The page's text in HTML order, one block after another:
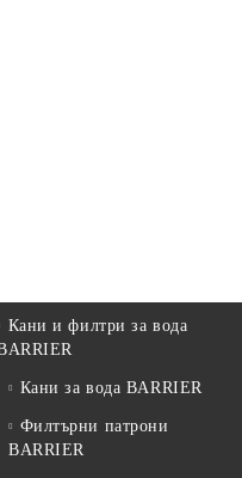
Кани и филтри за вода
Кани за вода BARRIER
Филтърни патрони
BARRIER